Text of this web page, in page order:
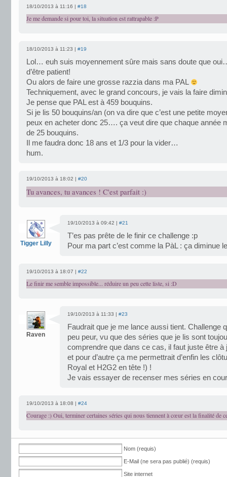
18/10/2013 à 11:16 | #18
Je me demande si pour toi, la situation est rattrapable :P
18/10/2013 à 11:23 | #19
Lol… euh suis moyennement sûre mais sans doute que
d’être patient!
Ou alors de faire une grosse razzia dans ma PAL
Techniquement, avec le grand concours, je vais la faire
Je pense que PAL est à 459 bouquins.
Si je lis 50 bouquins/an (on va dire que c’est une petite
peux en acheter donc 25…. ça veut dire que chaque année
de 25 bouquins.
Il me faudra donc 18 ans et 1/3 pour la vider…
hum.
19/10/2013 à 18:02 | #20
Tu avances, tu avances ! C'est parfait :)
Tigger Lilly
19/10/2013 à 09:42 | #21
T’es pas prête de le finir ce challenge :p
Pour ma part c’est comme la PàL : ça diminue
19/10/2013 à 18:07 | #22
Le finir me semble impossible... réduire un peu cette liste, si :D
Raven
19/10/2013 à 11:33 | #23
Faudrait que je me lance aussi tient. Challenge
peu peur, vu que des séries que je lis sont
comprendre que dans ce cas, il faut juste être
et pour d’autre ça me permettrait d’enfin les
Royal et H2G2 en tête !) !
Je vais essayer de recenser mes séries en
19/10/2013 à 18:08 | #24
Courage :) Oui, terminer certaines séries qui nous tiennent à cœur est la finalité de
Nom (requis)
E-Mail (ne sera pas publié) (requis)
Site internet